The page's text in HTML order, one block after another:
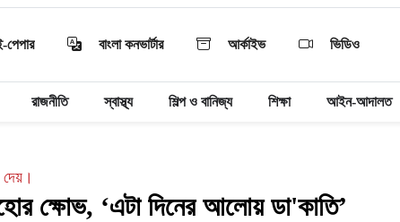
পেপার বাংলা কনভার্টার আর্কাইভ ভিডিও
রাজনীতি স্বাস্থ্য শিল্প ও বানিজ্য শিক্ষা আইন-আদালত
ক্ষোভ, ‘এটা দিনের আলোয় ডা'কাতি’